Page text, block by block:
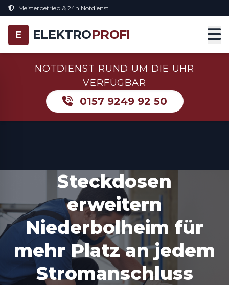
Meisterbetrieb & 24h Notdienst
E ELEKTROPROFI
NOTDIENST RUND UM DIE UHR
VERFÜGBAR
0157 9249 92 50
Steckdosen
erweitern
Niederbolheim für
mehr Platz an jedem
Stromanschluss